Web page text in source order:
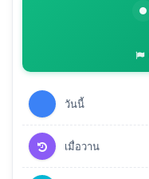
วันนี้
เมื่อวาน